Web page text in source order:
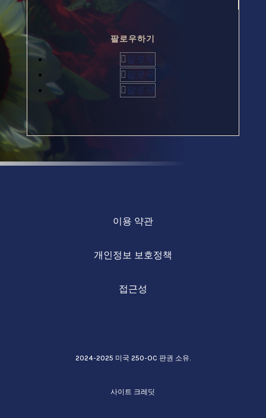
팔로우하기
팔로우
팔로우
팔로우
이용 약관
개인정보 보호정책
접근성
2024-2025 미국 250-OC 판권 소유.
사이트 크레딧